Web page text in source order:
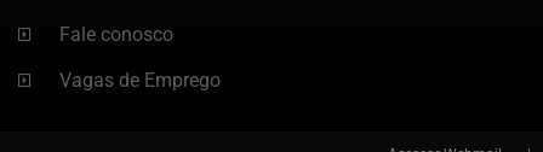
Fale conosco
Vagas de Emprego